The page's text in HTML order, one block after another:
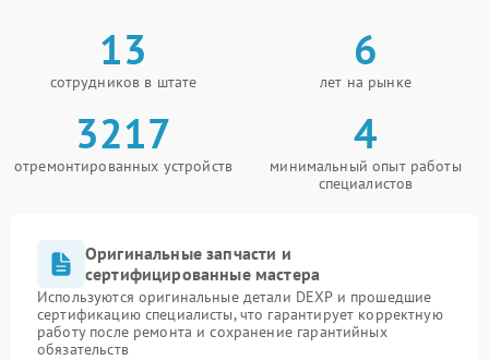
13
сотрудников в штате
6
лет на рынке
3217
отремонтированных устройств
4
минимальный опыт работы
специалистов
Оригинальные запчасти и
сертифицированные мастера
Используются оригинальные детали DEXP и прошедшие
сертификацию специалисты, что гарантирует корректную
работу после ремонта и сохранение гарантийных
обязательств